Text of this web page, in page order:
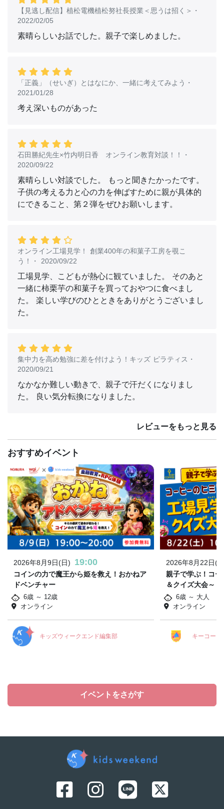
【見逃し配信】植松電機植松努社長授業＜思うは招く＞ ・
2022/02/05
素晴らしいお話でした。親子で楽しめました。
「正義」（せいぎ）とはなにか、一緒に考えてみよう ・
2021/01/28
考え深いものがあった
石田勝紀先生×竹内明日香 オンライン教育対談！！ ・
2020/09/22
素晴らしい対談でした。 もっと聞きたかったです。
子供の考える力と心の力を伸ばすために親が具体的
にできること、第２弾をぜひお願いします。
オンライン工場見学！ 創業400年の和菓子工房を覗こ
う！ ・ 2020/09/22
工場見学、こどもが熱心に観ていました。 そのあと
一緒に柿栗芋の和菓子を買っておやつに食べまし
た。 楽しい学びのひとときをありがとうございまし
た。
集中力を高め勉強に差を付けよう！キッズ ピラティス ・
2020/09/21
なかなか難しい動きで、親子で汗だくになりまし
た。 良い気分転換になりました。
レビューをもっと見る
おすすめイベント
2026年8月9日(日) 19:00
コインの力で魔王から姫を救え！おかねア
ドベンチャー
6歳 ～ 12歳
オンライン
キッズウィークエンド編集部
2026年8月22日(
親子で学ぶ！コ
＆クイズ大会～
6歳 ～ 大人
オンライン
キーコーヒ
イベントをさがす